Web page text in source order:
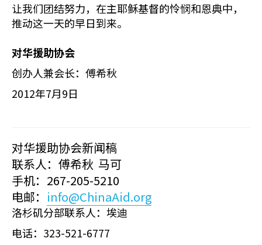
让我们团结努力，在主耶稣基督的怜悯和恩典中，
推动这一天的早日到来。
对华援助协会
创办人兼会长：傅希秋
2012年7月9日
对华援助协会新闻稿
联系人：傅希秋 马可
手机：267-205-5210
电邮： info@ChinaAid.org
洛杉矶分部联系人：埃迪
电话：323-521-6777